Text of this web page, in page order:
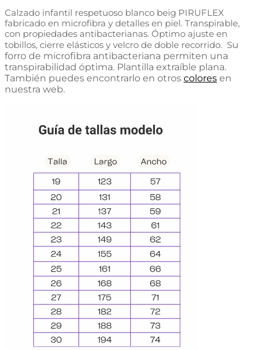
Calzado infantil respetuoso blanco beig PIRUFLEX
fabricado en microfibra y detalles en piel. Transpirable,
con propiedades antibacterianas. Óptimo ajuste en
tobillos, cierre elásticos y velcro de doble recorrido. Su
forro de microfibra antibacteriana permiten una
transpirabilidad óptima. Plantilla extraíble plana.
También puedes encontrarlo en otros colores en
nuestra web.